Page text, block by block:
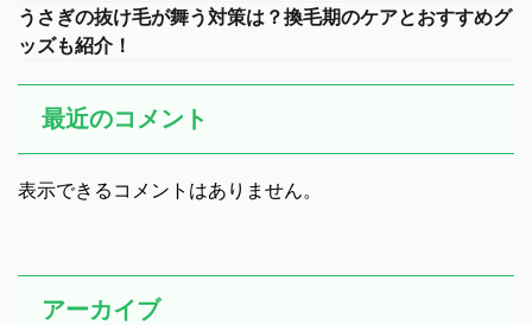
うさぎの抜け毛が舞う対策は？換毛期のケアとおすすめグ
ッズも紹介！
最近のコメント
表示できるコメントはありません。
アーカイブ